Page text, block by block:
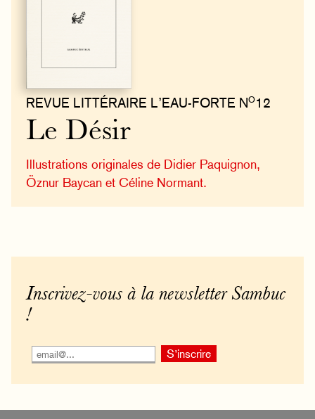
REVUE LITTÉRAIRE L’EAU-FORTE NO12
Le Désir
Illustrations originales de Didier Paquignon,
Öznur Baycan et Céline Normant.
Inscrivez-vous à la newsletter Sambuc
!